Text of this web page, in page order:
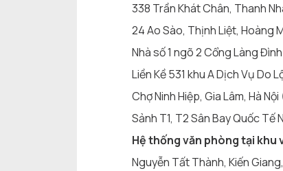
338 Trần Khát Chân, Thanh
24 Ao Sào, Thịnh Liệt, Hoàng
Nhà số 1 ngõ 2 Cổng Làng
Liền Kề 531 khu A Dịch Vụ Do
Chợ Ninh Hiệp, Gia Lâm, Hà
Sảnh T1, T2 Sân Bay Quốc
Hệ thống văn phòng tại khu
Nguyễn Tất Thành, Kiến